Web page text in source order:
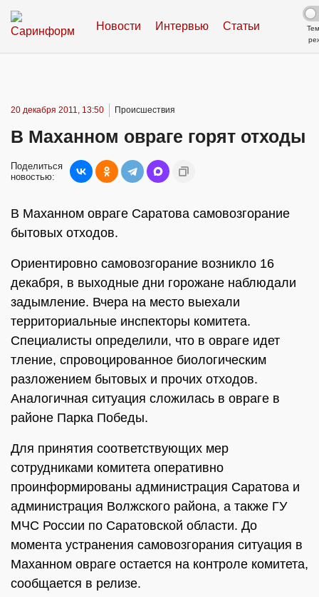
Новости Интервью Статьи
20 декабря 2011, 13:50 Происшествия
В Маханном овраге горят отходы
Поделиться
новостью:
В Маханном овраге Саратова самовозгорание
бытовых отходов.
Ориентировно самовозгорание возникло 16
декабря, в выходные дни горожане наблюдали
задымление. Вчера на место выехали
территориальные инспекторы комитета.
Специалисты определили, что в овраге идет
тление, спровоцированное биологическим
разложением бытовых и прочих отходов.
Аналогичная ситуация сложилась в овраге в
районе Парка Победы.
Для принятия соответствующих мер
сотрудниками комитета оперативно
проинформированы администрация Саратова и
администрация Волжского района, а также ГУ
МЧС России по Саратовской области. До
момента устранения самовозгорания ситуация в
Маханном овраге остается на контроле комитета,
сообщается в релизе.